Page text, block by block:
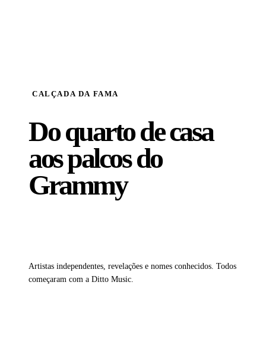
CALÇADA DA FAMA
Do quarto de casa
aospalcos do
Grammy
Artistas independentes, revelações e nomes conhecidos. Todos
começaram com a Ditto Music.